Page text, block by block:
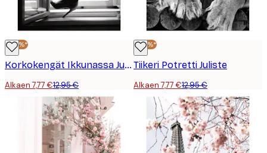
-40%*
Korkokengät Ikkunassa Juliste
Alkaen 7,77 €12,95 €
-40%*
Tiikeri Potretti Juliste
Alkaen 7,77 €12,95 €